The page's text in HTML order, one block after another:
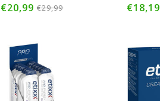
€20,99 €29,99 €18,19